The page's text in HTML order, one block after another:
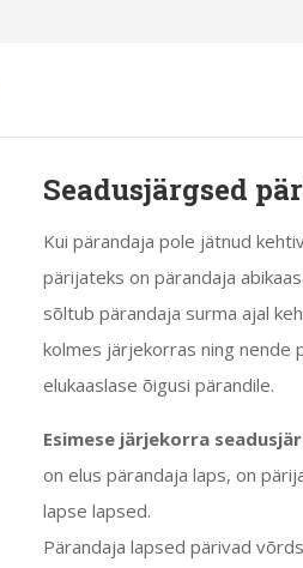
Seadusjärgsed
Kui pärandaja pole jätnud
pärijateks on pärandaja
sõltub pärandaja surma ajal
kolmes järjekorras ning nende
elukaaslase õigusi pärandile.
Esimese järjekorra
on elus pärandaja laps, on
lapse lapsed.
Pärandaja lapsed pärivad